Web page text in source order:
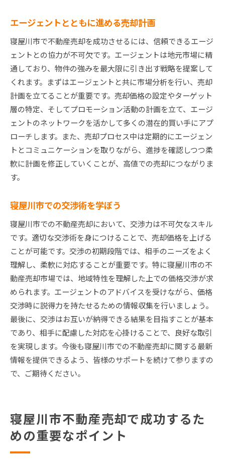
エージェントとともに進める売却計画
寝屋川市で不動産売却を成功させるには、信頼できるエージ
ェントとの協力が不可欠です。エージェントは地元市場に精
通しており、物件の強みを最大限に引き出す戦略を提案して
くれます。まずはエージェントと共に市場分析を行い、売却
計画を立てることが重要です。売却価格の設定やターゲット
層の特定、そしてプロモーション活動の計画を立て、エージ
ェントのネットワークを活かして多くの潜在的買い手にアプ
ローチします。また、売却プロセス中は定期的にエージェン
トとコミュニケーションを取りながら、進捗を確認しつつ柔
軟に計画を修正していくことが、高値での売却につながりま
す。
寝屋川市での交渉術を学ぼう
寝屋川市での不動産売却において、交渉力は不可欠なスキル
です。適切な交渉術を身につけることで、売却価格を上げる
ことが可能です。交渉の初期段階では、相手のニーズをよく
理解し、柔軟に対応することが重要です。特に寝屋川市の不
動産売却市場では、地域特性を理解した上での価格交渉が求
められます。エージェントのアドバイスを受けながら、価格
交渉時に説得力を持たせるための情報収集を行いましょう。
最後に、交渉はお互いが納得できる結果を目指すことが基本
であり、相手に配慮した対応を心掛けることで、良好な取引
を実現します。今後も寝屋川市での不動産売却に関する最新
情報を提供できるよう、皆様のサポートを続けて参りますの
で、ご期待ください。
寝屋川市不動産売却で成功するた
めの重要なポイント